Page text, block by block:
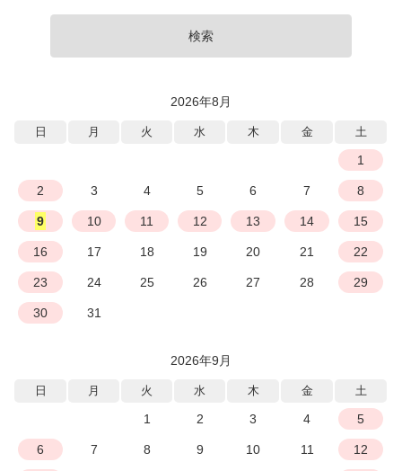
検索
2026年8月
日 月 火 水 木 金 土
1
2 3 4 5 6 7 8
9 10 11 12 13 14 15
16 17 18 19 20 21 22
23 24 25 26 27 28 29
30 31
2026年9月
日 月 火 水 木 金 土
1 2 3 4 5
6 7 8 9 10 11 12